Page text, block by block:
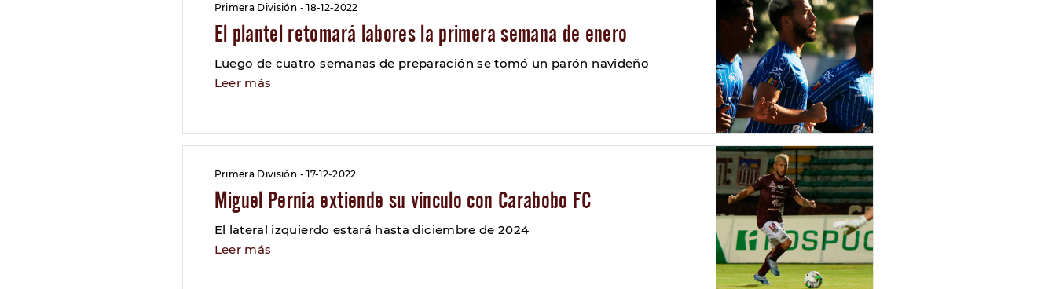
Primera División - 18-12-2022
El plantel retomará labores la primera semana de enero
Luego de cuatro semanas de preparación se tomó un parón navideño
Leer más
Primera División - 17-12-2022
Miguel Pernía extiende su vínculo con Carabobo FC
El lateral izquierdo estará hasta diciembre de 2024
Leer más